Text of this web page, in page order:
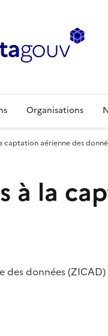
Organisations
captation aérienne des
à la
données